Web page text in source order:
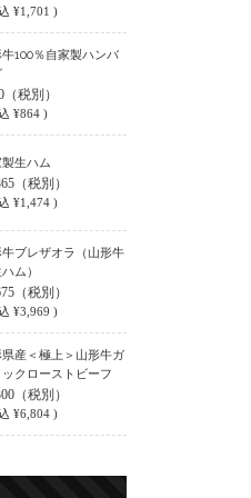
¥1,701 )
牛100％自家製ハンバ
（税別）
¥864 )
製生ハム
（税別）
¥1,474 )
牛ブレザオラ（山形牛
ム）
（税別）
¥3,969 )
県産＜極上＞山形牛ガ
ックローストビーフ
（税別）
¥6,804 )